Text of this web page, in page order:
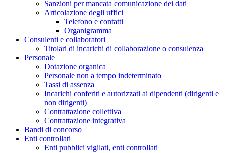
Sanzioni per mancata comunicazione dei dati
Articolazione degli uffici
Telefono e contatti
Organigramma
Consulenti e collaboratori
Titolari di incarichi di collaborazione o consulenza
Personale
Dotazione organica
Personale non a tempo indeterminato
Tassi di assenza
Incarichi conferiti e autorizzati ai dipendenti (dirigenti e
non dirigenti)
Contrattazione collettiva
Contrattazione integrativa
Bandi di concorso
Enti controllati
Enti pubblici vigilati, enti controllati